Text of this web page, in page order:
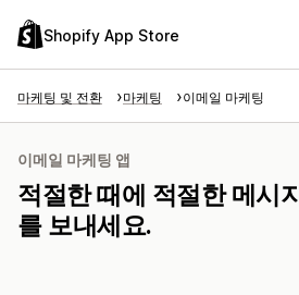
Shopify App Store
마케팅 및 전환 마케팅 이메일 마케팅
이메일 마케팅 앱
적절한 때에 적절한 메시지
를 보내세요.